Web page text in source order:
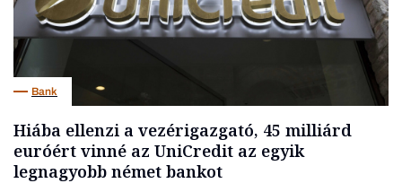
Bank
Hiába ellenzi a vezérigazgató, 45 milliárd
euróért vinné az UniCredit az egyik
legnagyobb német bankot